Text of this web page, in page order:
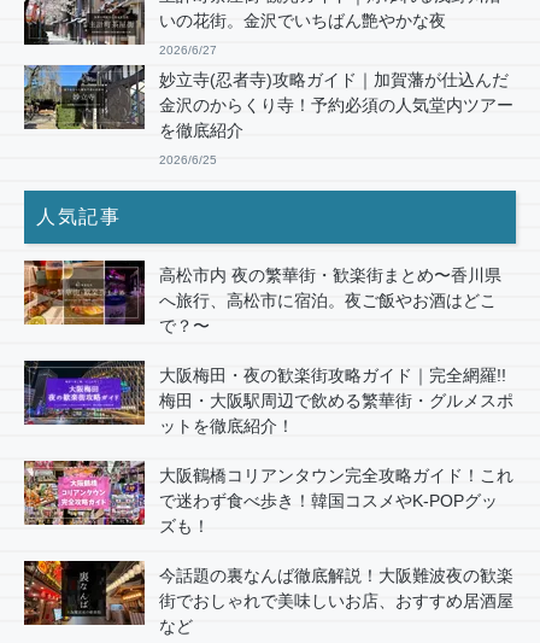
いの花街。金沢でいちばん艶やかな夜
2026/6/27
妙立寺(忍者寺)攻略ガイド｜加賀藩が仕込んだ
金沢のからくり寺！予約必須の人気堂内ツアー
を徹底紹介
2026/6/25
人気記事
高松市内 夜の繁華街・歓楽街まとめ〜香川県
へ旅行、高松市に宿泊。夜ご飯やお酒はどこ
で？〜
大阪梅田・夜の歓楽街攻略ガイド｜完全網羅!!
梅田・大阪駅周辺で飲める繁華街・グルメスポ
ットを徹底紹介！
大阪鶴橋コリアンタウン完全攻略ガイド！これ
で迷わず食べ歩き！韓国コスメやK-POPグッ
ズも！
今話題の裏なんば徹底解説！大阪難波夜の歓楽
街でおしゃれで美味しいお店、おすすめ居酒屋
など